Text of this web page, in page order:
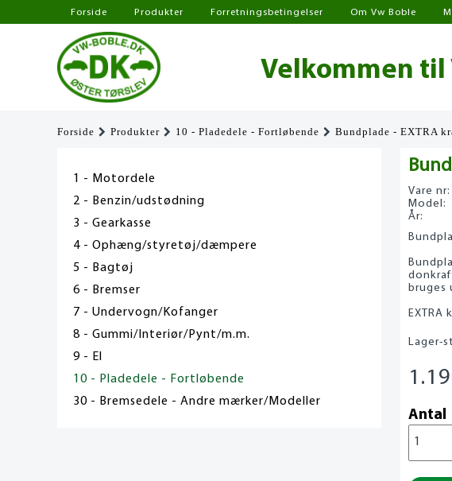
Forside Produkter Forretningsbetingelser Om Vw Boble
Velkommen til
Forside Produkter 10 - Pladedele - Fortløbende Bundplade - EXTRA
1 - Motordele
2 - Benzin/udstødning
3 - Gearkasse
4 - Ophæng/styretøj/dæmpere
5 - Bagtøj
6 - Bremser
7 - Undervogn/Kofanger
8 - Gummi/Interiør/Pynt/m.m.
9 - El
10 - Pladedele - Fortløbende
30 - Bremsedele - Andre mærker/Modeller
Vare nr:
Model:
År:
bruges
Lager-
Antal